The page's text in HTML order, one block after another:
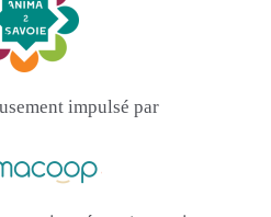
impulsé par